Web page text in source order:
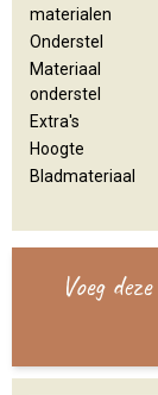
materialen
Onderstel
Materiaal
onderstel
Extra's
Hoogte
Bladmateriaal
Voeg